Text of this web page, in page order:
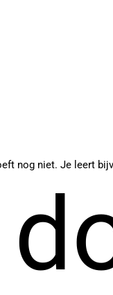
nog niet. Je leert